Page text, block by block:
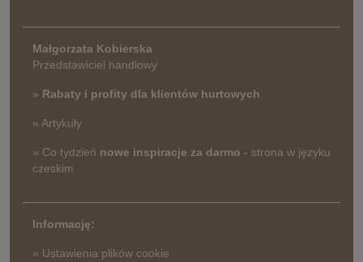
Małgorzata Kobierska
Przedstawiciel handlowy
» Rabaty i profity dla klientów hurtowych
» Artykuły
» Co tydzień nowe inspiracje za darmo - strona w języku
czeskim
Informację:
» Ustawienia plików cookie